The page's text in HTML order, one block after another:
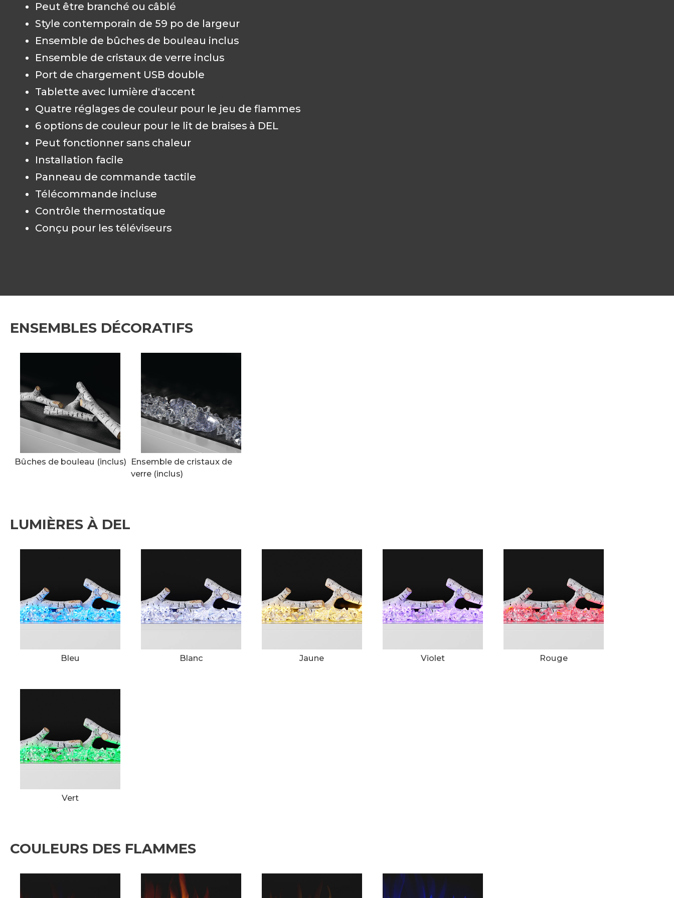
Peut être branché ou câblé
Style contemporain de 59 po de largeur
Ensemble de bûches de bouleau inclus
Ensemble de cristaux de verre inclus
Port de chargement USB double
Tablette avec lumière d'accent
Quatre réglages de couleur pour le jeu de flammes
6 options de couleur pour le lit de braises à DEL
Peut fonctionner sans chaleur
Installation facile
Panneau de commande tactile
Télécommande incluse
Contrôle thermostatique
Conçu pour les téléviseurs
ENSEMBLES DÉCORATIFS
Bûches de bouleau (inclus) Ensemble de cristaux de
verre (inclus)
LUMIÈRES À DEL
Bleu Blanc Jaune Violet Rouge
Vert
COULEURS DES FLAMMES